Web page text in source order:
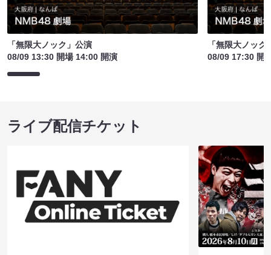
「無限大ノック」公演
08/09 13:30 開場 14:00 開演
「無限大ノック
08/09 17:30 開
ライブ配信チケット